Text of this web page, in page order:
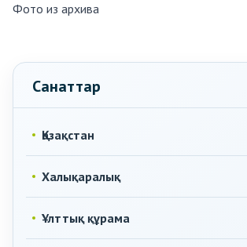
Фото из архива
Санаттар
Қазақстан
Халықаралық
Ұлттық құрама